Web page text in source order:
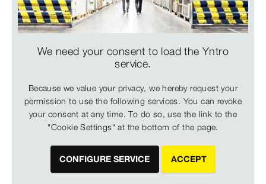
We need your consent to load the Yntro
service.
Because we value your privacy, we hereby request your
permission to use the following services. You can revoke
your consent at any time. To do so, use the link to the
"Cookie Settings" at the bottom of the page.
CONFIGURE SERVICE ACCEPT